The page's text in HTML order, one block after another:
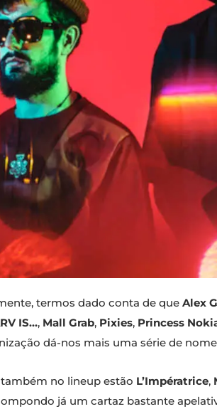
termos dado conta de que Alex G
IS…, Mall Grab, Pixies, Princess
dá-nos mais uma série de
no lineup estão L’Impératrice,
já um cartaz bastante